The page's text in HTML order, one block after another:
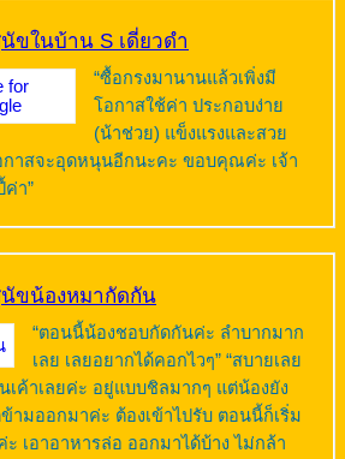
ขในบ้าน S เดี่ยวดำ
“ซื้อกรงมานานแล้วเพิ่งมี
โอกาสใช้ค่า ประกอบง่าย
(น้าช่วย) แข็งแรงและสวย
าสจะอุดหนุนอีกนะคะ ขอบคุณค่ะ เจ้า
า”
ขน้องหมากัดกัน
“ตอนนี้น้องชอบกัดกันค่ะ ลำบากมาก
เลย เลยอยากได้คอกไวๆ” “สบายเลย
เค้าเลยค่ะ อยู่แบบชิลมากๆ แต่น้องยัง
ามออกมาค่ะ ต้องเข้าไปรับ ตอนนี้ก็เริ่ม
ะ เอาอาหารล่อ ออกมาได้บ้าง ไม่กล้า